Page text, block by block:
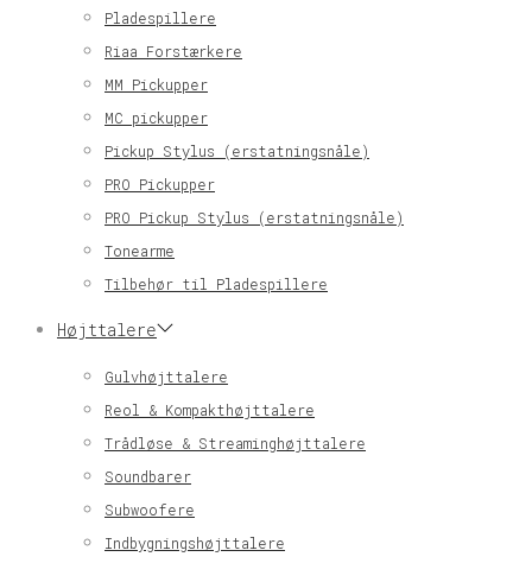
Pladespillere
Riaa Forstærkere
MM Pickupper
MC pickupper
Pickup Stylus (erstatningsnåle)
PRO Pickupper
PRO Pickup Stylus (erstatningsnåle)
Tonearme
Tilbehør til Pladespillere
Højttalere
Gulvhøjttalere
Reol & Kompakthøjttalere
Trådløse & Streaminghøjttalere
Soundbarer
Subwoofere
Indbygningshøjttalere